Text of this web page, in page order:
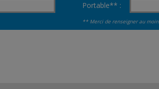
Portable** :
** Merci de renseigner au